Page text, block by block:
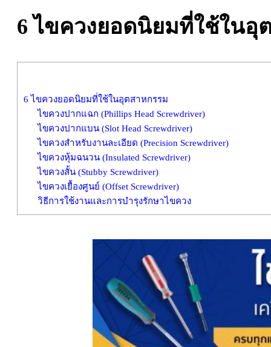
6 ไขควงยอดนิยมที่ใช้ในอุ
6 ไขควงยอดนิยมที่ใช้ในอุตสาหกรรม
ไขควงปากแฉก (Phillips Head Screwdriver)
ไขควงปากแบน (Slot Head Screwdriver)
ไขควงสำหรับงานละเอียด (Precision Screwdriver)
ไขควงหุ้มฉนวน (Insulated Screwdriver)
ไขควงสั้น (Stubby Screwdriver)
ไขควงเยื้องศูนย์ (Offset Screwdriver)
วิธีการใช้งานและการบำรุงรักษาไขควง